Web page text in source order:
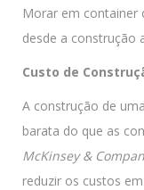
Morar em container
desde a construção
Custo de
A construção de uma
barata do que as
McKinsey &
reduzir os custos